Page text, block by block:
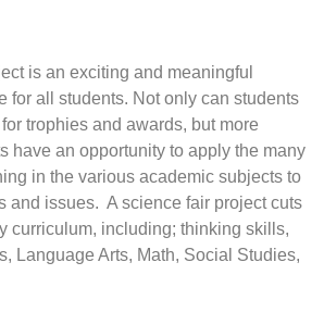
is an exciting and meaningful
for all students. Not only can students
trophies and awards, but more
have an opportunity to apply the many
in the various academic subjects to
and issues. A science fair project cuts
curriculum, including; thinking skills,
Language Arts, Math, Social Studies,